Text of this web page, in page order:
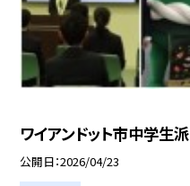
ワイアンドット市中学
公開日 2026/04/23